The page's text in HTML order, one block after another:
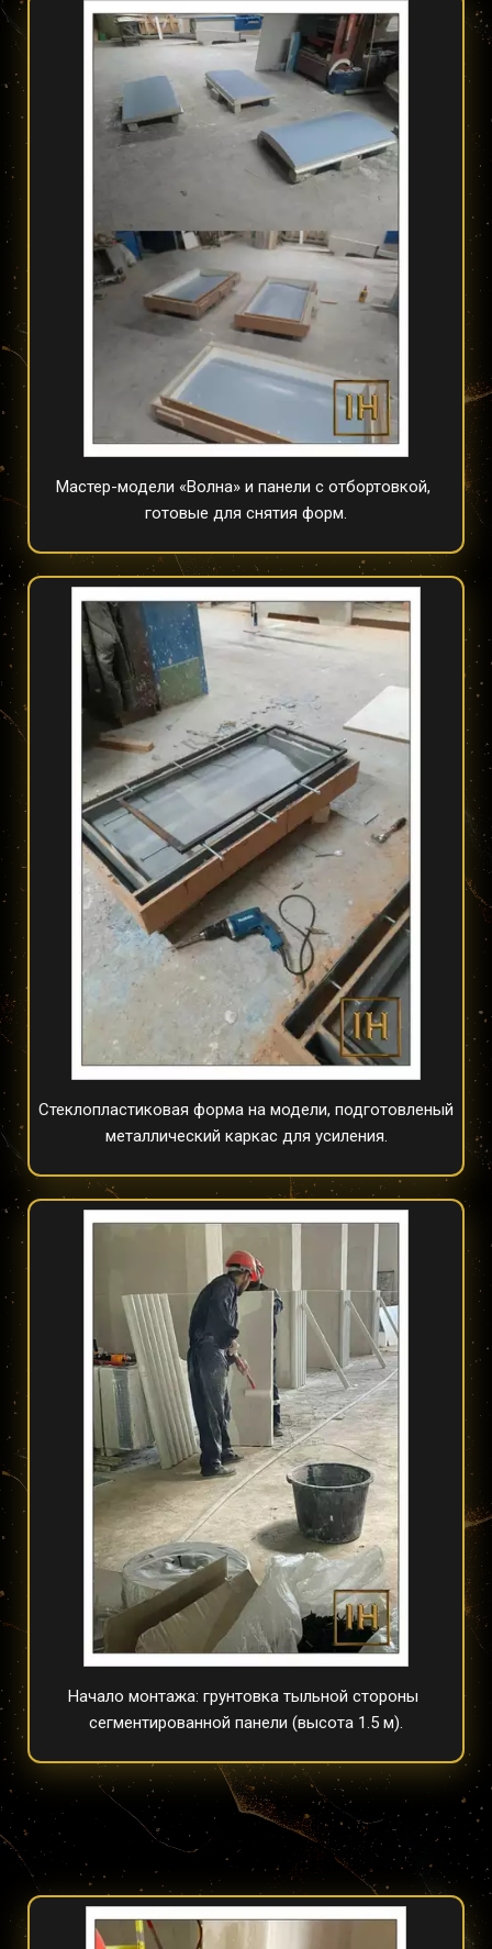
Мастер-модели «Волна» и панели с отбортовкой,
готовые для снятия форм.
Стеклопластиковая форма на модели, подготовленый
металлический каркас для усиления.
Начало монтажа: грунтовка тыльной стороны
сегментированной панели (высота 1.5 м).